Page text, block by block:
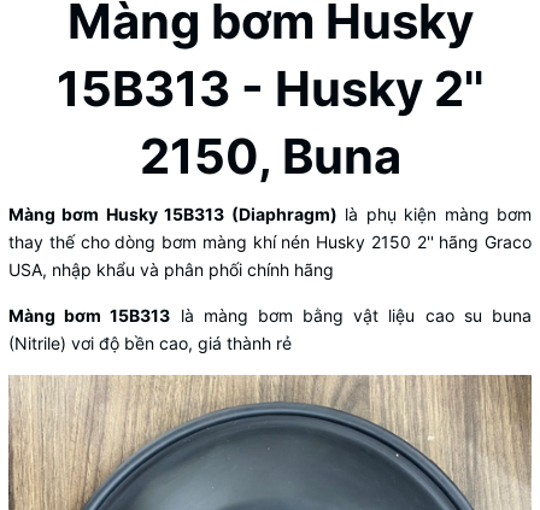
Màng bơm Husky
15B313 - Husky 2''
2150, Buna
Màng bơm Husky 15B313 (Diaphragm) là phụ kiện màng bơm
thay thế cho dòng bơm màng khí nén Husky 2150 2'' hãng Graco
USA, nhập khẩu và phân phối chính hãng
Màng bơm 15B313 là màng bơm bằng vật liệu cao su buna
(Nitrile) vơi độ bền cao, giá thành rẻ